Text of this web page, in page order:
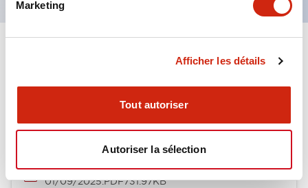
Marketing
Afficher les détails
Tout autoriser
Autoriser la sélection
Catalogues Et Brochures
LW Catalog
01/09/2025.PDF731.97KB